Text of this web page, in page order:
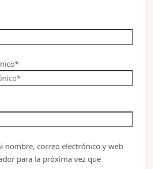
nombre, correo electrónico y web
para la próxima vez que